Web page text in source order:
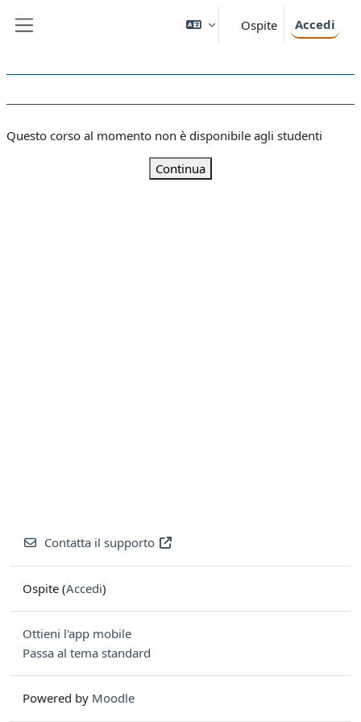
Ospite Accedi
Questo corso al momento non è disponibile agli studenti
Continua
Contatta il supporto
Ospite (Accedi)
Ottieni l'app mobile
Passa al tema standard
Powered by Moodle